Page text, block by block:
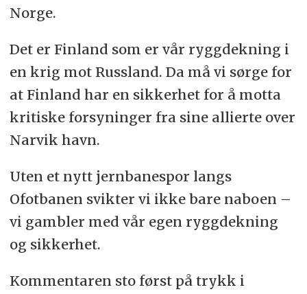
Norge.
Det er Finland som er vår ryggdekning i
en krig mot Russland. Da må vi sørge for
at Finland har en sikkerhet for å motta
kritiske forsyninger fra sine allierte over
Narvik havn.
Uten et nytt jernbanespor langs
Ofotbanen svikter vi ikke bare naboen –
vi gambler med vår egen ryggdekning
og sikkerhet.
Kommentaren sto først på trykk i